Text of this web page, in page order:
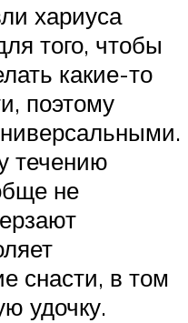
хариуса
того, чтобы
какие-то
поэтому
течению
не
снасти, в том
удочку.